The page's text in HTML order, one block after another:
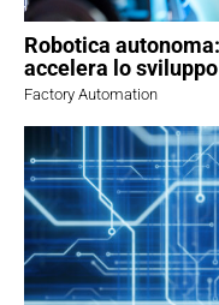
Robotica
accelera lo sviluppo
Factory Automation